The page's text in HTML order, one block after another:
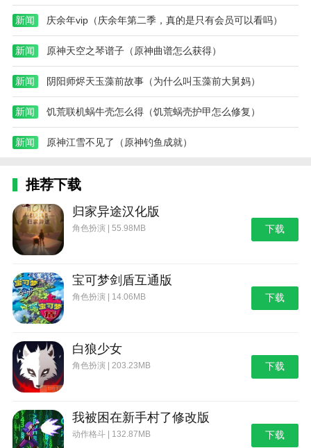
新闻 庆余年vip（庆余年第二季，真的是只有会员可以看吗）
新闻 原神天空之琴谱子（原神曲谱怎么获得）
新闻 阴阳师烬天玉藻前故事（为什么叫玉藻前大舅妈）
新闻 饥荒联机蜗牛壳怎么得（饥荒蜗壳护甲怎么修复）
新闻 原神江雪不见了（原神钓鱼成就）
推荐下载
归家异途汉化版
角色扮演 | 55.98MB 下载
宝可梦剑盾互通版
角色扮演 | 14.06MB 下载
白狼少女
角色扮演 | 203.23MB 下载
我被困在新手村了修改版
动作格斗 | 132.87MB 下载